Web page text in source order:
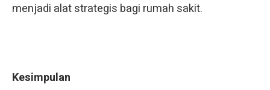
menjadi alat strategis bagi rumah sakit.
Kesimpulan